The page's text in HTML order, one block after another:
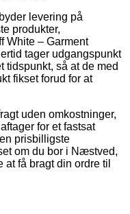
levering på
produkter,
White – Garment
tager udgangspunkt
tidspunkt, så at de med
fikset forud for at
uden omkostninger,
for et fastsat
prisbilligste
om du bor i Næstved,
få bragt din ordre til